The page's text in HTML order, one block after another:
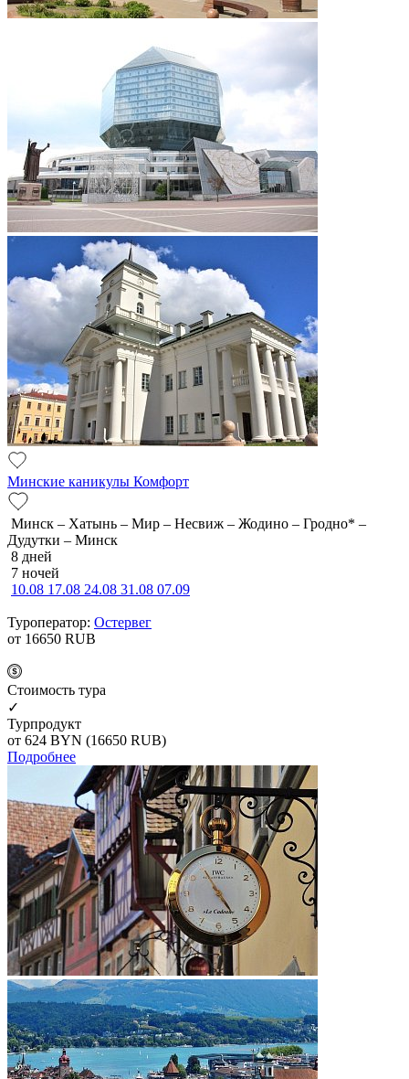
Минские каникулы Комфорт
Минск – Хатынь – Мир – Несвиж – Жодино – Гродно* –
Дудутки – Минск
8 дней
7 ночей
10.08 17.08 24.08 31.08 07.09
Туроператор: Остервег
от 16650 RUB
Cтоимость тура
✓
Турпродукт
от 624 BYN (16650 RUB)
Подробнее